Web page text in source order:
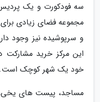
مجموعه فضای زیادی
این مرکز خرید مشارکت
خود یک شهر کوچک است.